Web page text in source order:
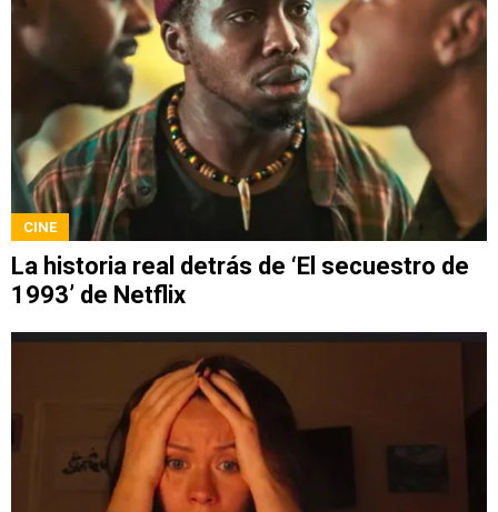
CINE
La historia real detrás de ‘El secuestro de
1993’ de Netflix